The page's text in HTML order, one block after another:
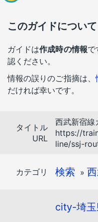
このガイドについて
ガイドは作成時の情報で
認ください。
情報の誤りのご指摘は、
だければ幸いです。
タイトル
URL
西武新宿線
https://
line/ssj-
カテゴリ 検索 »
city-埼玉